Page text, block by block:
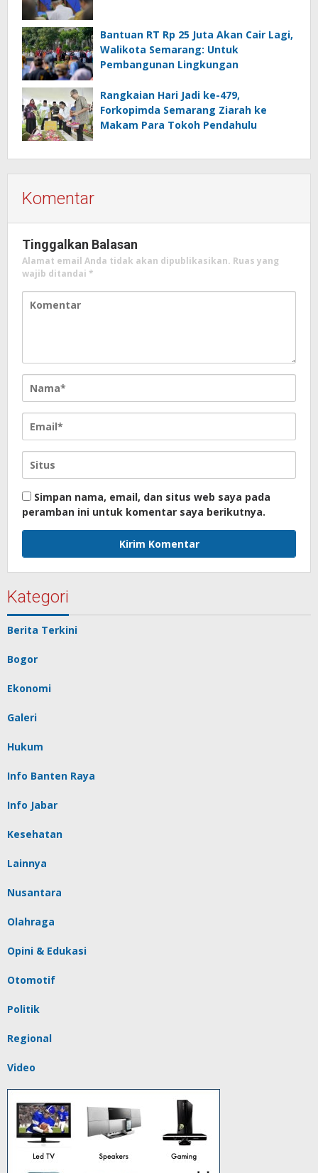
Bantuan RT Rp 25 Juta Akan Cair Lagi,
Walikota Semarang: Untuk
Pembangunan Lingkungan
Rangkaian Hari Jadi ke-479,
Forkopimda Semarang Ziarah ke
Makam Para Tokoh Pendahulu
Komentar
Tinggalkan Balasan
Alamat email Anda tidak akan dipublikasikan. Ruas yang
wajib ditandai *
Simpan nama, email, dan situs web saya pada
peramban ini untuk komentar saya berikutnya.
Kategori
Berita Terkini
Bogor
Ekonomi
Galeri
Hukum
Info Banten Raya
Info Jabar
Kesehatan
Lainnya
Nusantara
Olahraga
Opini & Edukasi
Otomotif
Politik
Regional
Video